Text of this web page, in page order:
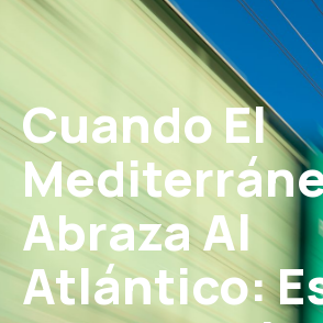
Cuando El
Abraza Al
Atlántico: